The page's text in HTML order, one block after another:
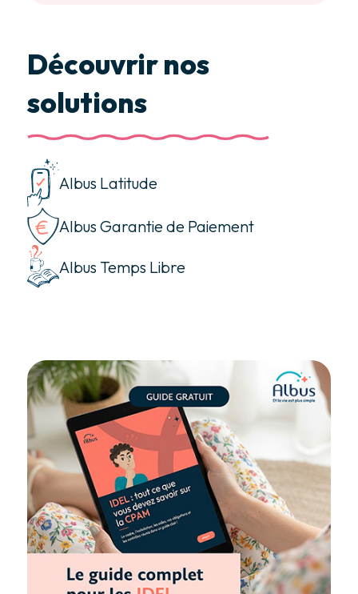
Découvrir nos
solutions
Albus Latitude
Albus Garantie de Paiement
Albus Temps Libre